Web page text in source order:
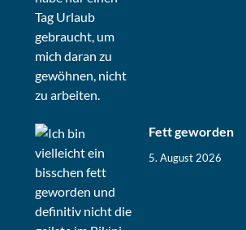
Fett geworden
5. August 2026